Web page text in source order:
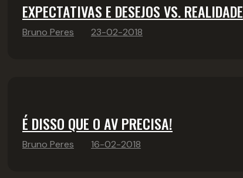
EXPECTATIVAS E DESEJOS VS. REALIDADE
Bruno Peres 23-02-2018
É DISSO QUE O AV PRECISA!
Bruno Peres 16-02-2018